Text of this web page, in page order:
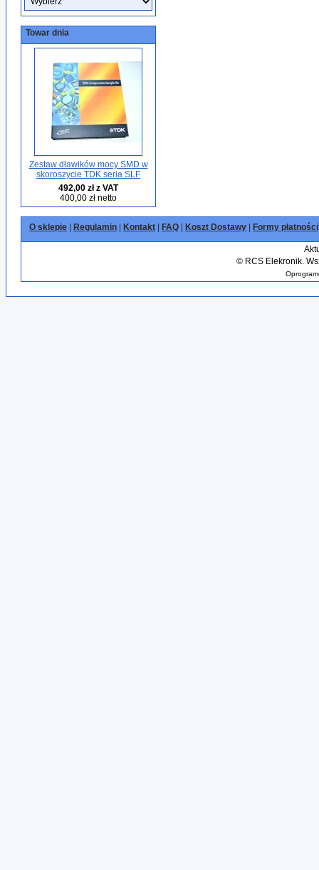
Towar dnia
Zestaw dławików mocy SMD w
skoroszycie TDK seria SLF
492,00 zł z VAT
400,00 zł netto
O sklepie Regulamin Kontakt FAQ Koszt Dostawy Formy płatności
©RCS Elekronik.